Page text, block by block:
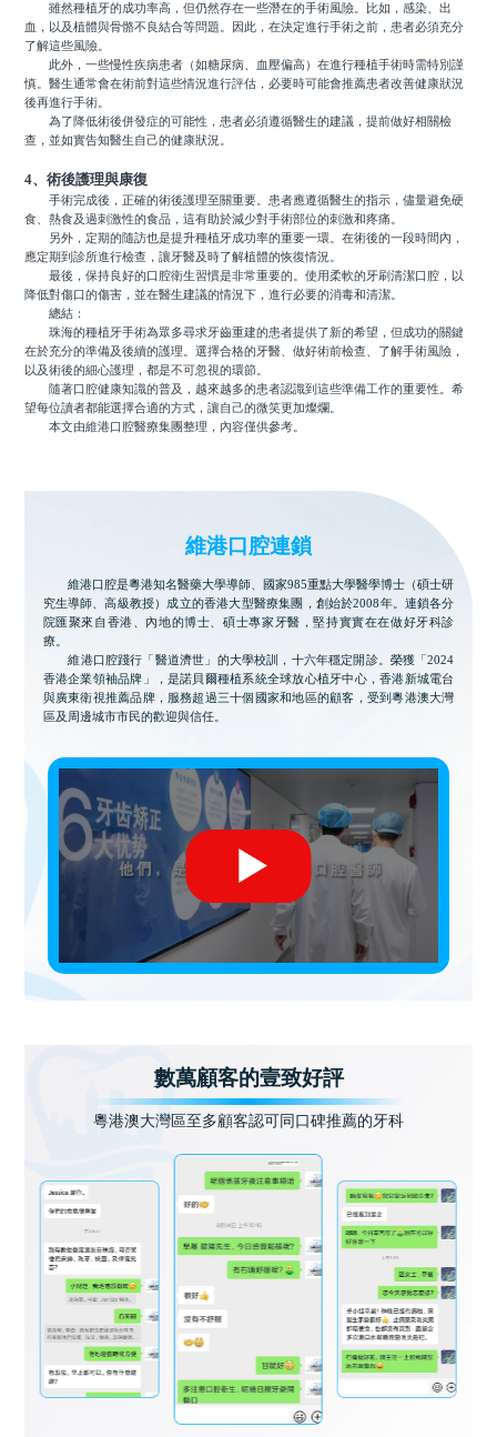
雖然種植牙的成功率高，但仍然存在一些潛在的手術風險。比如，感染、出
血，以及植體與骨骼不良結合等問題。因此，在決定進行手術之前，患者必須充分
了解這些風險。
此外，一些慢性疾病患者（如糖尿病、血壓偏高）在進行種植手術時需特別謹
慎。醫生通常會在術前對這些情況進行評估，必要時可能會推薦患者改善健康狀況
後再進行手術。
為了降低術後併發症的可能性，患者必須遵循醫生的建議，提前做好相關檢
查，並如實告知醫生自己的健康狀況。
4、術後護理與康復
手術完成後，正確的術後護理至關重要。患者應遵循醫生的指示，儘量避免硬
食、熱食及過刺激性的食品，這有助於減少對手術部位的刺激和疼痛。
另外，定期的隨訪也是提升種植牙成功率的重要一環。在術後的一段時間內，
應定期到診所進行檢查，讓牙醫及時了解植體的恢復情況。
最後，保持良好的口腔衛生習慣是非常重要的。使用柔軟的牙刷清潔口腔，以
降低對傷口的傷害，並在醫生建議的情況下，進行必要的消毒和清潔。
總結：
珠海的種植牙手術為眾多尋求牙齒重建的患者提供了新的希望，但成功的關鍵
在於充分的準備及後續的護理。選擇合格的牙醫、做好術前檢查、了解手術風險，
以及術後的細心護理，都是不可忽視的環節。
隨著口腔健康知識的普及，越來越多的患者認識到這些準備工作的重要性。希
望每位讀者都能選擇合適的方式，讓自己的微笑更加燦爛。
本文由維港口腔醫療集團整理，內容僅供參考。
維港口腔連鎖
維港口腔是粵港知名醫藥大學導師、國家985重點大學醫學博士（碩士研
究生導師、高級教授）成立的香港大型醫療集團，創始於2008年。連鎖各分
院匯聚來自香港、內地的博士、碩士專家牙醫，堅持實實在在做好牙科診
療。
維港口腔踐行「醫道濟世」的大學校訓，十六年穩定開診。榮獲「2024
香港企業領袖品牌」，是諾貝爾種植系統全球放心植牙中心，香港新城電台
與廣東衛視推薦品牌，服務超過三十個國家和地區的顧客，受到粵港澳大灣
區及周邊城市市民的歡迎與信任。
數萬顧客的壹致好評
粵港澳大灣區至多顧客認可同口碑推薦的牙科